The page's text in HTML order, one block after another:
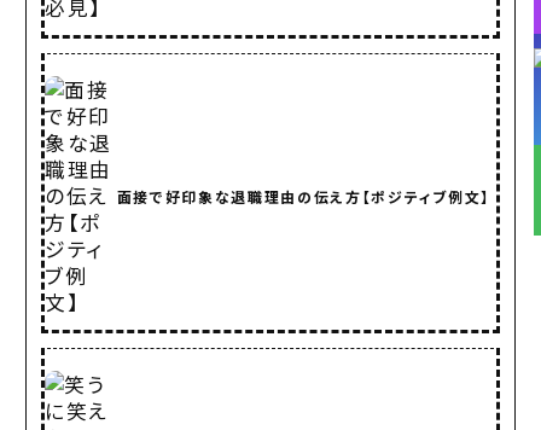
面接で好印象な退職理由の伝え方【ポジティブ例文】